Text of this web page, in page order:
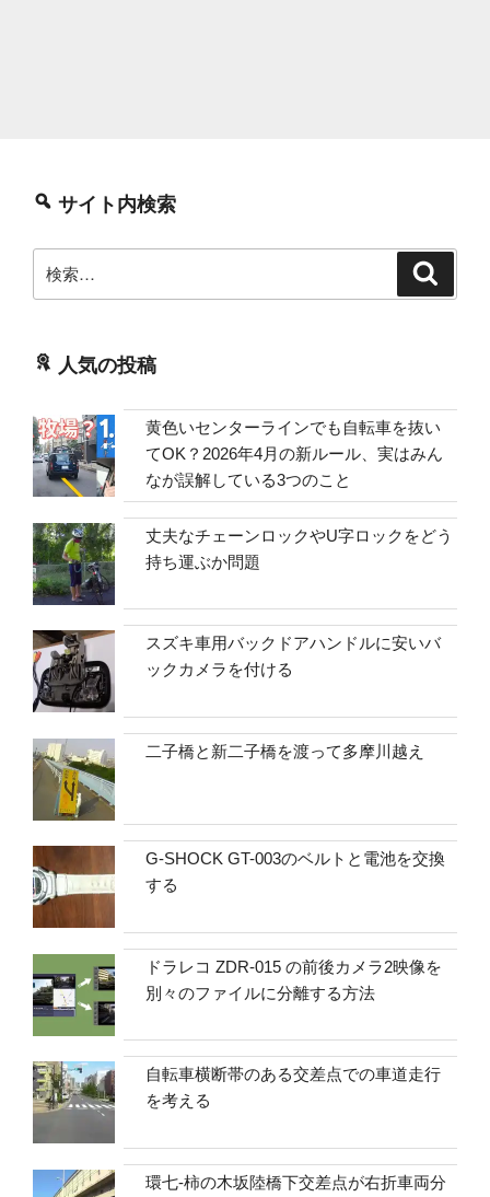
サイト内検索
索:
人気の投稿
黄色いセンターラインでも自転車を抜い
てOK？2026年4月の新ルール、実はみん
なが誤解している3つのこと
丈夫なチェーンロックやU字ロックをどう
持ち運ぶか問題
スズキ車用バックドアハンドルに安いバ
ックカメラを付ける
二子橋と新二子橋を渡って多摩川越え
G-SHOCK GT-003のベルトと電池を交換
する
ドラレコ ZDR-015 の前後カメラ2映像を
別々のファイルに分離する方法
自転車横断帯のある交差点での車道走行
を考える
環七-柿の木坂陸橋下交差点が右折車両分